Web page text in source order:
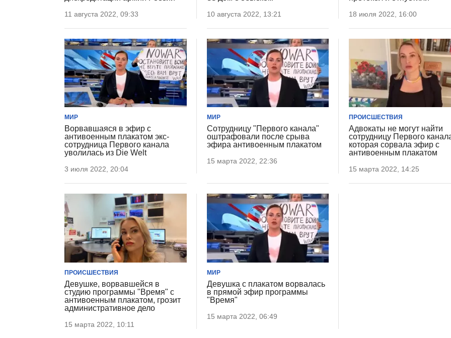
11 августа 2022, 09:33 10 августа 2022, 13:21 18 июля 2022, 16:00
МИР
Ворвавшаяся в эфир с
антивоенным плакатом экс-
сотрудница Первого канала
уволилась из Die Welt
3 июля 2022, 20:04
МИР
Сотрудницу "Первого канала"
оштрафовали после срыва
эфира антивоенным плакатом
15 марта 2022, 22:36
ПРОИСШЕСТВИЯ
Адвокаты не могут найти
сотрудницу Первого
которая сорвала эфир с
антивоенным плакатом
15 марта 2022, 14:25
ПРОИСШЕСТВИЯ
Девушке, ворвавшейся в
студию программы "Время" с
антивоенным плакатом, грозит
административное дело
15 марта 2022, 10:11
МИР
Девушка с плакатом ворвалась
в прямой эфир программы
"Время"
15 марта 2022, 06:49